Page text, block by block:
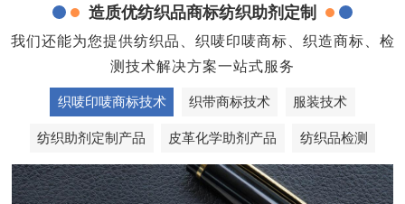
造质优纺织品商标纺织助剂定制
我们还能为您提供纺织品、织唛印唛商标、织造商标、检
测技术解决方案一站式服务
织唛印唛商标技术 织带商标技术 服装技术
纺织助剂定制产品 皮革化学助剂产品 纺织品检测